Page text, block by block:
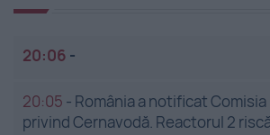
20:06 -
20:05 - România a notificat
privind Cernavodă. Reactorul 2